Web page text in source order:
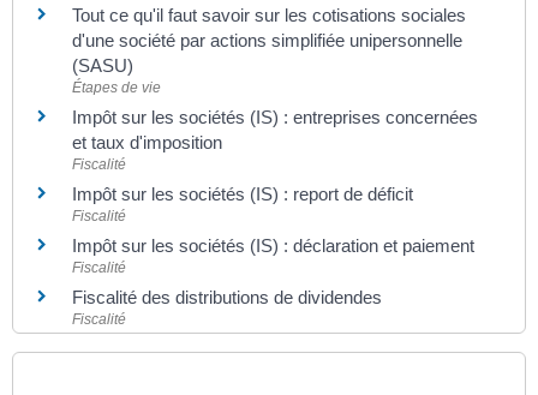
Tout ce qu'il faut savoir sur les cotisations sociales
d'une société par actions simplifiée unipersonnelle
(SASU)
Étapes de vie
Impôt sur les sociétés (IS) : entreprises concernées
et taux d'imposition
Fiscalité
Impôt sur les sociétés (IS) : report de déficit
Fiscalité
Impôt sur les sociétés (IS) : déclaration et paiement
Fiscalité
Fiscalité des distributions de dividendes
Fiscalité